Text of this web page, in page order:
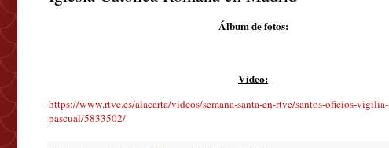
Álbum de fotos:
Vídeo:
https://www.rtve.es/alacarta/videos/semana-santa-en-rtve/santos-oficios-vigilia-
pascual/5833502/